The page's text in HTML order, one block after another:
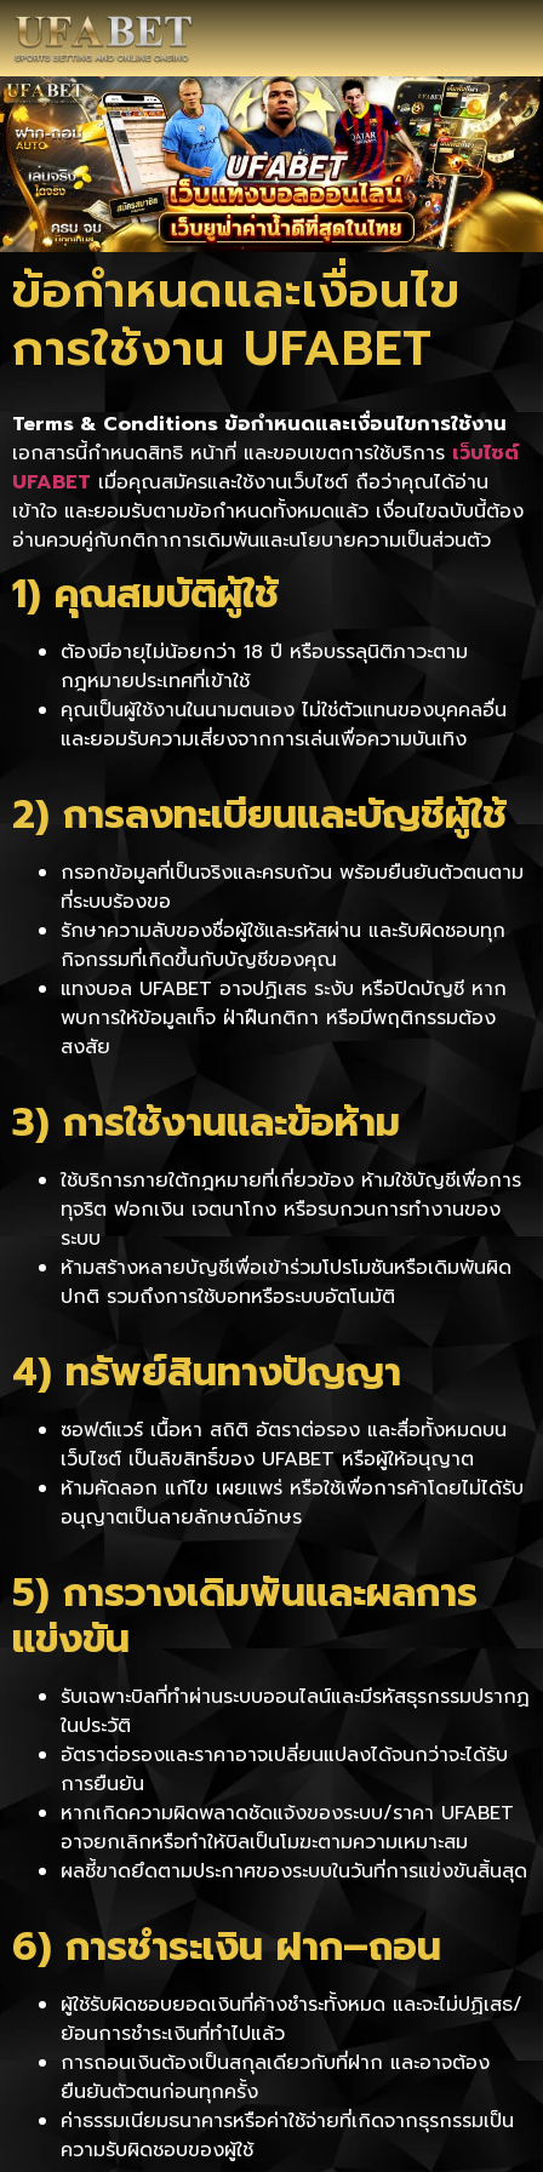
ข้อกำหนดและเงื่อนไข
การใช้งาน UFABET
Terms & Conditions ข้อกำหนดและเงื่อนไขการใช้งาน
เอกสารนี้กำหนดสิทธิ หน้าที่ และขอบเขตการใช้บริการ เว็บไซต์
UFABET เมื่อคุณสมัครและใช้งานเว็บไซต์ ถือว่าคุณได้อ่าน
เข้าใจ และยอมรับตามข้อกำหนดทั้งหมดแล้ว เงื่อนไขฉบับนี้ต้อง
อ่านควบคู่กับกติกาการเดิมพันและนโยบายความเป็นส่วนตัว
1) คุณสมบัติผู้ใช้
ต้องมีอายุไม่น้อยกว่า 18 ปี หรือบรรลุนิติภาวะตาม
กฎหมายประเทศที่เข้าใช้
คุณเป็นผู้ใช้งานในนามตนเอง ไม่ใช่ตัวแทนของบุคคลอื่น
และยอมรับความเสี่ยงจากการเล่นเพื่อความบันเทิง
2) การลงทะเบียนและบัญชีผู้ใช้
กรอกข้อมูลที่เป็นจริงและครบถ้วน พร้อมยืนยันตัวตนตาม
ที่ระบบร้องขอ
รักษาความลับของชื่อผู้ใช้และรหัสผ่าน และรับผิดชอบทุก
กิจกรรมที่เกิดขึ้นกับบัญชีของคุณ
แทงบอล UFABET อาจปฏิเสธ ระงับ หรือปิดบัญชี หาก
พบการให้ข้อมูลเท็จ ฝ่าฝืนกติกา หรือมีพฤติกรรมต้อง
สงสัย
3) การใช้งานและข้อห้าม
ใช้บริการภายใต้กฎหมายที่เกี่ยวข้อง ห้ามใช้บัญชีเพื่อการ
ทุจริต ฟอกเงิน เจตนาโกง หรือรบกวนการทำงานของ
ระบบ
ห้ามสร้างหลายบัญชีเพื่อเข้าร่วมโปรโมชันหรือเดิมพันผิด
ปกติ รวมถึงการใช้บอทหรือระบบอัตโนมัติ
4) ทรัพย์สินทางปัญญา
ซอฟต์แวร์ เนื้อหา สถิติ อัตราต่อรอง และสื่อทั้งหมดบน
เว็บไซต์ เป็นลิขสิทธิ์ของ UFABET หรือผู้ให้อนุญาต
ห้ามคัดลอก แก้ไข เผยแพร่ หรือใช้เพื่อการค้าโดยไม่ได้รับ
อนุญาตเป็นลายลักษณ์อักษร
5) การวางเดิมพันและผลการ
แข่งขัน
รับเฉพาะบิลที่ทำผ่านระบบออนไลน์และมีรหัสธุรกรรมปรากฏ
ในประวัติ
อัตราต่อรองและราคาอาจเปลี่ยนแปลงได้จนกว่าจะได้รับ
การยืนยัน
หากเกิดความผิดพลาดชัดแจ้งของระบบ/ราคา UFABET
อาจยกเลิกหรือทำให้บิลเป็นโมฆะตามความเหมาะสม
ผลชี้ขาดยึดตามประกาศของระบบในวันที่การแข่งขันสิ้นสุด
6) การชำระเงิน ฝาก–ถอน
ผู้ใช้รับผิดชอบยอดเงินที่ค้างชำระทั้งหมด และจะไม่ปฏิเสธ/
ย้อนการชำระเงินที่ทำไปแล้ว
การถอนเงินต้องเป็นสกุลเดียวกับที่ฝาก และอาจต้อง
ยืนยันตัวตนก่อนทุกครั้ง
ค่าธรรมเนียมธนาคารหรือค่าใช้จ่ายที่เกิดจากธุรกรรมเป็น
ความรับผิดชอบของผู้ใช้